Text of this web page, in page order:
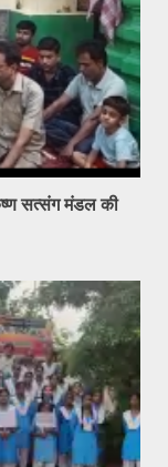
सत्संग मंडल की